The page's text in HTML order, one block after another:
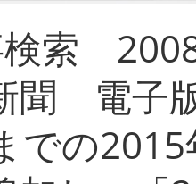
索
聞 電子
での